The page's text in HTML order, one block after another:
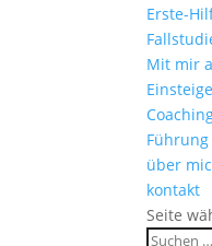
Erste-
Mit mir
über
kontakt
Seite